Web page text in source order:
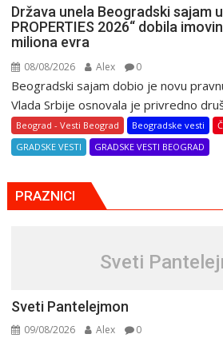
Država unela Beogradski sajam
PROPERTIES 2026“ dobila
miliona evra
08/08/2026 Alex 0
Beogradski sajam dobio je novu
Vlada Srbije osnovala je privredno
Beograd - Vesti Beograd Beogradske vesti
GRADSKE VESTI
GRADSKE VESTI BEOGRAD
PRAZNICI
Sveti
Sveti Pantelejmon
09/08/2026 Alex 0